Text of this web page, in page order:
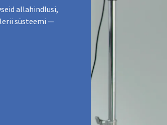
allahindlusi,
süsteemi —